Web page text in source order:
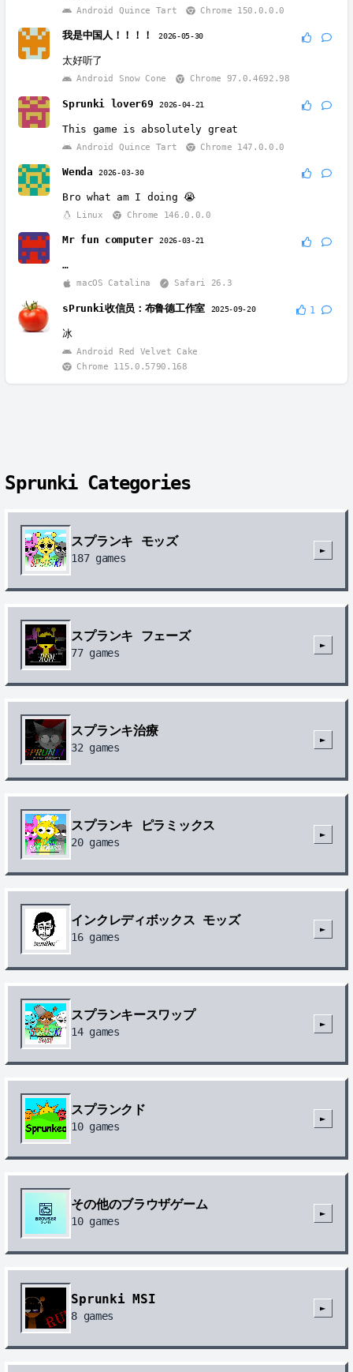
Android Quince Tart Chrome 150.0.0.0
我是中国人！！！！ 2026-05-30
太好听了
Android Snow Cone Chrome 97.0.4692.98
Sprunki lover69 2026-04-21
This game is absolutely great
Android Quince Tart Chrome 147.0.0.0
Wenda 2026-03-30
Bro what am I doing 😭
Linux Chrome 146.0.0.0
Mr fun computer2026-03-21
…
macOS Catalina Safari 26.3
sPrunki收信员：布鲁德工作室 2025-09-20 1
冰
Android Red Velvet Cake
Chrome 115.0.5790.168
Sprunki Categories
スプランキ モッズ
187games
►
スプランキ フェーズ
77games
►
スプランキ治療
32 games
►
スプランキ ピラミックス
20games
►
インクレディボックス モッズ
16games
►
スプランキースワップ
14games
►
スプランクド
10games
►
その他のブラウザゲーム
10games
►
Sprunki MSI
8 games
►